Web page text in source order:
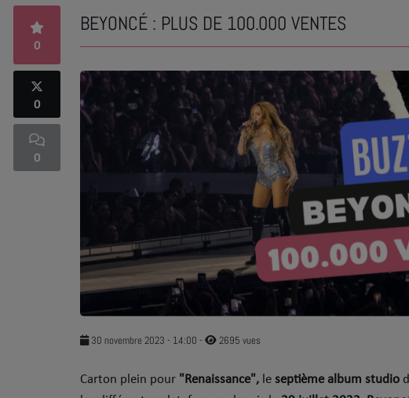
Talents
Top 5
SOUL ADDICT PLAY
Flash News
5 bonnes raisons
Dans ton Téléphone
URBAN CULTURE
BEYONCÉ : PLUS DE 100.000 VENTES
0
0
0
30 novembre 2023 - 14:00 - 2695 vues
Carton plein pour "Renaissance", le septième album studio